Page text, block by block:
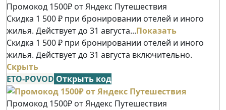
Промокод 1500₽ от Яндекс Путешествия
Скидка 1 500 ₽ при бронировании отелей и иного
жилья. Действует до 31 августа...Показать
Скидка 1 500 ₽ при бронировании отелей и иного
жилья. Действует до 31 августа включительно.
Скрыть
ETO-POVOD Открыть код
Промокод 1500₽ от Яндекс Путешествия